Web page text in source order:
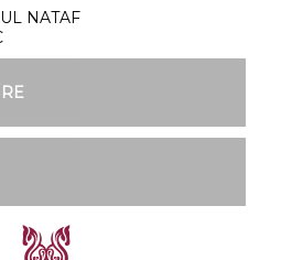
NATAF